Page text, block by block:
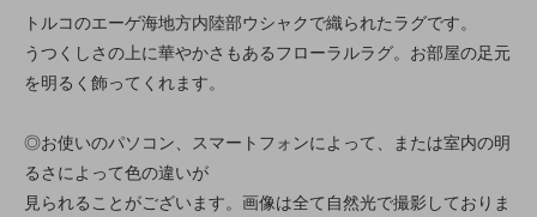
トルコのエーゲ海地方内陸部ウシャクで織られたラグです。
うつくしさの上に華やかさもあるフローラルラグ。お部屋の足元
を明るく飾ってくれます。
◎お使いのパソコン、スマートフォンによって、または室内の明
るさによって色の違いが
見られることがございます。画像は全て自然光で撮影しておりま